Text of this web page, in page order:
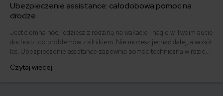
Ubezpieczenie assistance: całodobowa pomoc na
drodze
Jest ciemna noc, jedziesz z rodziną na wakacje i nagle w Twoim aucie
dochodzi do problemów z silnikiem. Nie możesz jechać dalej, a wokół
las. Ubezpieczenie assistance zapewnia pomoc techniczną w razie
samochód, assistance może Ci bardzo ułatwić życie.
Czytaj więcej